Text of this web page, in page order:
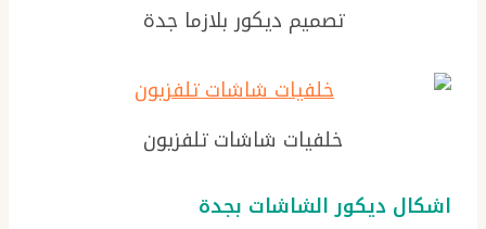
تصميم ديكور بلازما جدة
خلفيات شاشات تلفزيون
اشكال ديكور الشاشات بجدة